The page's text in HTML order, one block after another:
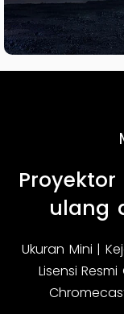
ulang
Ukuran Mini |
Lisensi